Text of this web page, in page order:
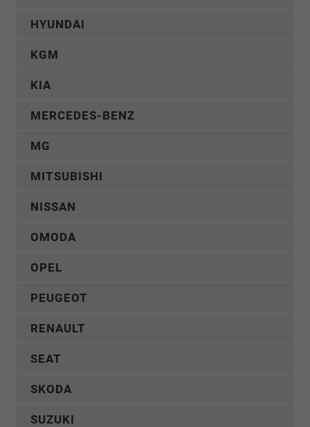
HYUNDAI
KGM
KIA
MERCEDES-BENZ
MG
MITSUBISHI
NISSAN
OMODA
OPEL
PEUGEOT
RENAULT
SEAT
SKODA
SUZUKI